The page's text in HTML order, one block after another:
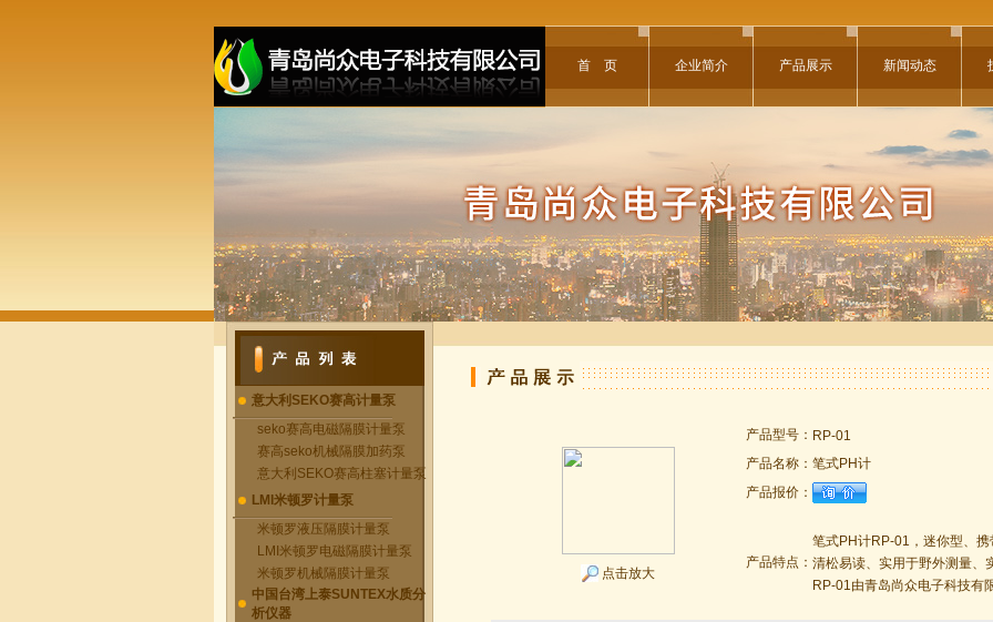
首 页 企业简介 产品展示 新闻动态
意大利SEKO赛高计量泵
seko赛高电磁隔膜计量泵
赛高seko机械隔膜加药泵
意大利SEKO赛高柱塞计量泵
LMI米顿罗计量泵
米顿罗液压隔膜计量泵
LMI米顿罗电磁隔膜计量泵
米顿罗机械隔膜计量泵
中国台湾上泰SUNTEX水质分
析仪器
点击放大
产品型号： RP-01
产品名称： 笔式PH计
产品报价：
产品特点：
笔式PH计RP-01，迷你型、
清松易读、实用于野外测量、
RP-01由青岛尚众电子科技有